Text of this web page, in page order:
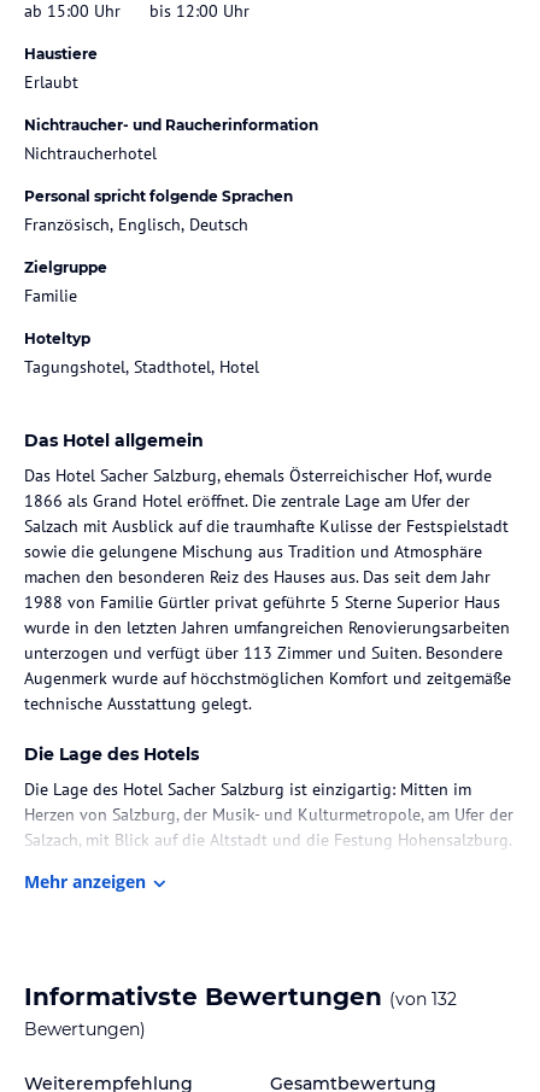
ab 15:00 Uhr bis 12:00 Uhr
Haustiere
Erlaubt
Nichtraucher- und Raucherinformation
Nichtraucherhotel
Personal spricht folgende Sprachen
Französisch, Englisch, Deutsch
Zielgruppe
Familie
Hoteltyp
Tagungshotel, Stadthotel, Hotel
Das Hotel allgemein
Das Hotel Sacher Salzburg, ehemals Österreichischer Hof, wurde
1866 als Grand Hotel eröffnet. Die zentrale Lage am Ufer der
Salzach mit Ausblick auf die traumhafte Kulisse der Festspielstadt
sowie die gelungene Mischung aus Tradition und Atmosphäre
machen den besonderen Reiz des Hauses aus. Das seit dem Jahr
1988 von Familie Gürtler privat geführte 5 Sterne Superior Haus
wurde in den letzten Jahren umfangreichen Renovierungsarbeiten
unterzogen und verfügt über 113 Zimmer und Suiten. Besondere
Augenmerk wurde auf höcchstmöglichen Komfort und zeitgemäße
technische Ausstattung gelegt.
Die Lage des Hotels
Die Lage des Hotel Sacher Salzburg ist einzigartig: Mitten im
Herzen von Salzburg, der Musik- und Kulturmetropole, am Ufer der
Salzach, mit Blick auf die Altstadt und die Festung Hohensalzburg.
Zimmer / Unterbringung im Hotel
Fax- und Modem Anschlüsse, Telefon, individuell regulierbare
Klimaanlage, Zimmersafe, Minibar, Bademantel und Beauty-Set,
Mehr anzeigen
Informativste Bewertungen (von 132
Bewertungen)
Weiterempfehlung Gesamtbewertung